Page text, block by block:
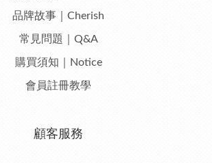
品牌故事｜Cherish
常見問題｜Q&A
購買須知｜Notice
會員註冊教學
顧客服務